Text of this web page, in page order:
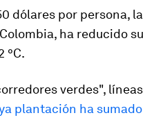
dólares por persona, la
ha reducido su
°C.
verdes", líneas
plantación ha sumado